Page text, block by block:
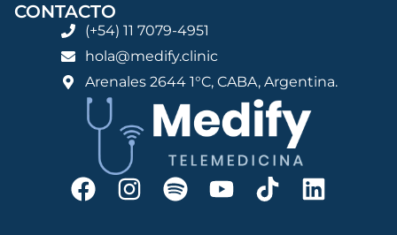
CONTACTO
(+54) 11 7079-4951
hola@medify.clinic
Arenales 2644 1°C, CABA, Argentina.